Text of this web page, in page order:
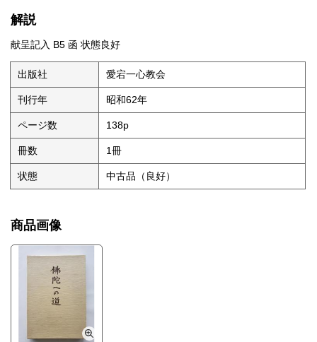
解説
献呈記入 B5 函 状態良好
出版社 愛宕一心教会
刊行年 昭和62年
ページ数 138p
冊数 1冊
状態 中古品（良好）
商品画像